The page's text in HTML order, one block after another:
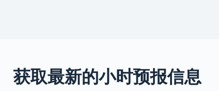
获取最新的小时预报信息